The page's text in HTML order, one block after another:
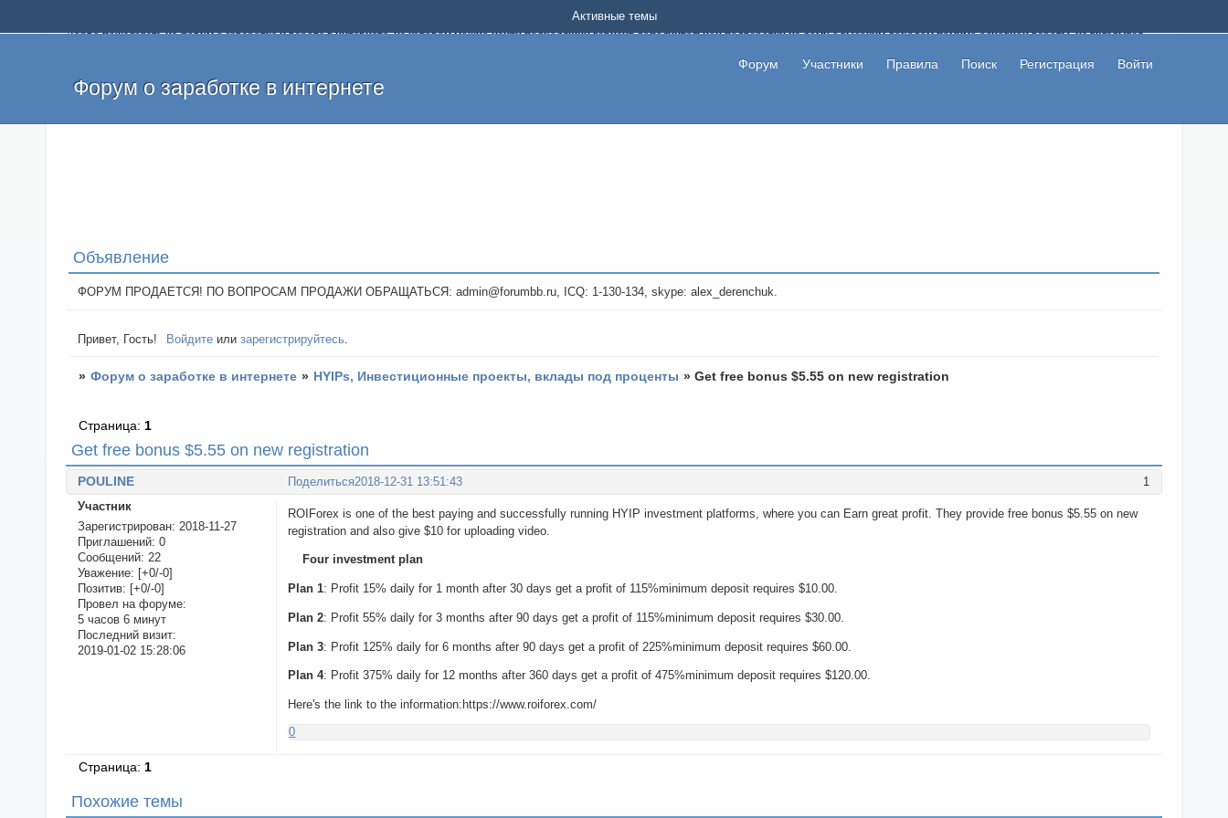
Добро пожаловать на форум о заработке и работе в интернете, на котором можно найти подходящий вариант дополнительной подработки на дому с высоким доходом помимо основной работы, не вкладывая
и оставлять свои отзывы. Если вы знаете, что определенный проект или сайт не платит, то указывайте в теме что это лохотрон, чтобы другие пользователи не попались на развод. Вы сможете начать зарабатывать
легкие деньги без вложений и регистрации уже сегодня. Создавайте новые темы, размещайте объявления со своими пригласительными ссылками и первая прибыль не заставит себя долго ждать.
Форум о заработке в интернете
Форум Участники Правила Поиск Регистрация Войти
Активные темы
Объявление
ФОРУМ ПРОДАЕТСЯ! ПО ВОПРОСАМ ПРОДАЖИ ОБРАЩАТЬСЯ: admin@forumbb.ru, ICQ: 1-130-134, skype: alex_derenchuk.
Привет, Гость! Войдите илизарегистрируйтесь.
» Форум о заработке в интернете » HYIPs, Инвестиционные проекты, вклады под проценты »Get free bonus $5.55 on new registration
Get free bonus $5.55 on new registration
Страница: 1
Поделиться 1
2018-12-31 13:51:43
POULINE
Участник
Зарегистрирован: 2018-11-27
Приглашений: 0
Сообщений: 22
Уважение: [+0/-0]
Позитив: [+0/-0]
Провел на форуме:
5 часов 6 минут
Последний визит:
2019-01-02 15:28:06
ROIForex is one of the best paying and successfully running HYIP investment platforms, where you can Earn great profit. They provide free bonus $5.55 on new
registration and also give $10 for uploading video.
Four investment plan
Plan 1: Profit 15% daily for 1 month after 30 days get a profit of 115%minimum deposit requires $10.00.
Plan 2: Profit 55% daily for 3 months after 90 days get a profit of 115%minimum deposit requires $30.00.
Plan 3: Profit 125% daily for 6 months after 90 days get a profit of 225%minimum deposit requires $60.00.
Plan 4: Profit 375% daily for 12 months after 360 days get a profit of 475%minimum deposit requires $120.00.
Here's the link to the information:https://www.roiforex.com/
0
Страница:1
Похожие темы